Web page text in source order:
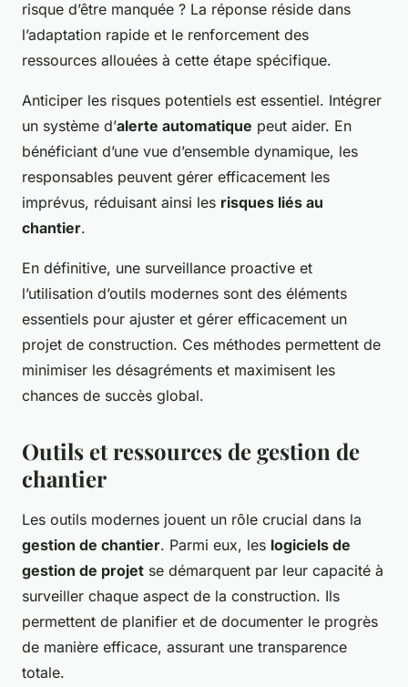
risque d’être manquée ? La réponse réside dans
l’adaptation rapide et le renforcement des
ressources allouées à cette étape spécifique.
Anticiper les risques potentiels est essentiel. Intégrer
un système d’alerte automatique peut aider. En
bénéficiant d’une vue d’ensemble dynamique, les
responsables peuvent gérer efficacement les
imprévus, réduisant ainsi les risques liés au
chantier.
En définitive, une surveillance proactive et
l’utilisation d’outils modernes sont des éléments
essentiels pour ajuster et gérer efficacement un
projet de construction. Ces méthodes permettent de
minimiser les désagréments et maximisent les
chances de succès global.
Outils et ressources de gestion de
chantier
Les outils modernes jouent un rôle crucial dans la
gestion de chantier. Parmi eux, les logiciels de
gestion de projet se démarquent par leur capacité à
surveiller chaque aspect de la construction. Ils
permettent de planifier et de documenter le progrès
de manière efficace, assurant une transparence
totale.